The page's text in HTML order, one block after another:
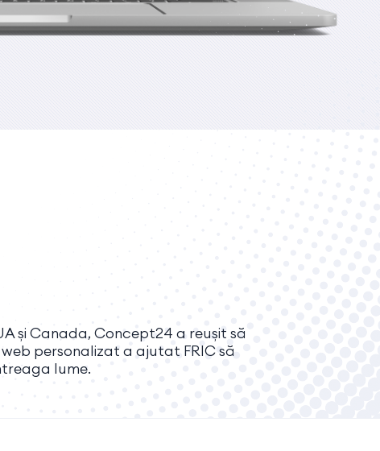
și Canada, Concept24 a reușit să
personalizat a ajutat FRIC să
lume.